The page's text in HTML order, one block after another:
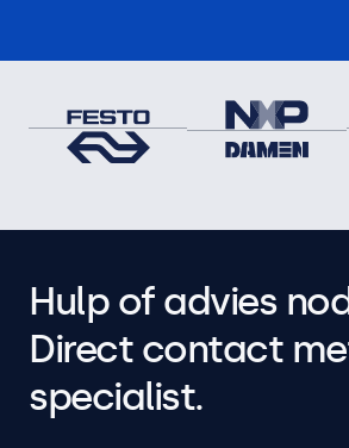
Hulp of advies
Direct contact
specialist.